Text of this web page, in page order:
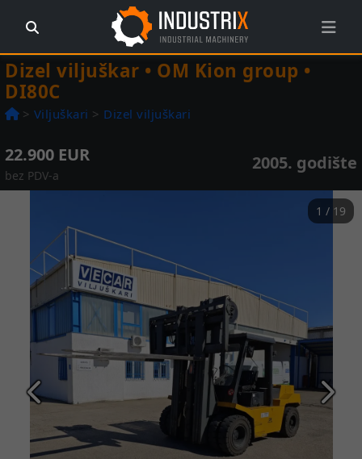
Dizel viljuškar • OM Kion group •
DI80C
> Viljuškari > Dizel viljuškari
22.900 EUR
bez PDV-a
2005. godište
1 / 19
Prethodna